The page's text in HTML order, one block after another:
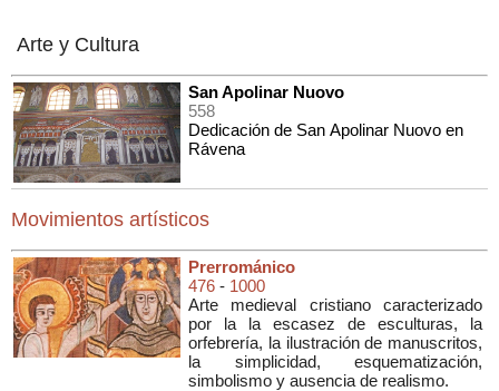
Arte y Cultura
San Apolinar Nuovo
558
Dedicación de San Apolinar Nuovo en
Rávena
Movimientos artísticos
Prerrománico
476 - 1000
Arte medieval cristiano caracterizado
por la la escasez de esculturas, la
orfebrería, la ilustración de manuscritos,
la simplicidad, esquematización,
simbolismo y ausencia de realismo.